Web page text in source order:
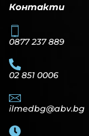
Контакти
0877 237 889
02 851 0006
ilmedbg@abv.bg